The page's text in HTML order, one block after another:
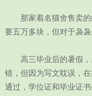
那家着名猫舍售卖的
要五万多块，但对于袅
高三毕业后的暑假，
错，但因为写文耽误，
通过，学位证和毕业证